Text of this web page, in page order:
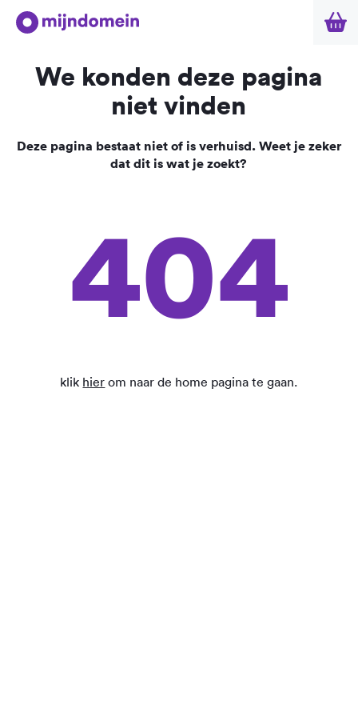
We konden deze pagina
niet vinden
Deze pagina bestaat niet of is verhuisd. Weet je zeker
dat dit is wat je zoekt?
404
klik hier om naar de home pagina te gaan.